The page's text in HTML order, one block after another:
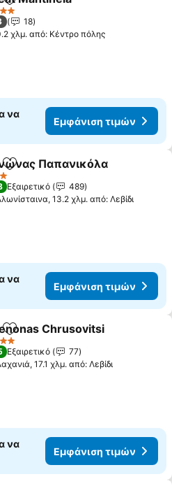
Προσθήκη στα αγαπημένα
18
χλμ. από: Κέντρο πόλης
να
Εμφάνιση τιμών
Προσθήκη στα αγαπημένα
Παπανικόλα
Εξαιρετικό
489
13.2 χλμ. από: Λεβίδι
να
Εμφάνιση τιμών
Προσθήκη στα αγαπημένα
Chrusovitsi
Εξαιρετικό
77
17.1 χλμ. από: Λεβίδι
να
Εμφάνιση τιμών